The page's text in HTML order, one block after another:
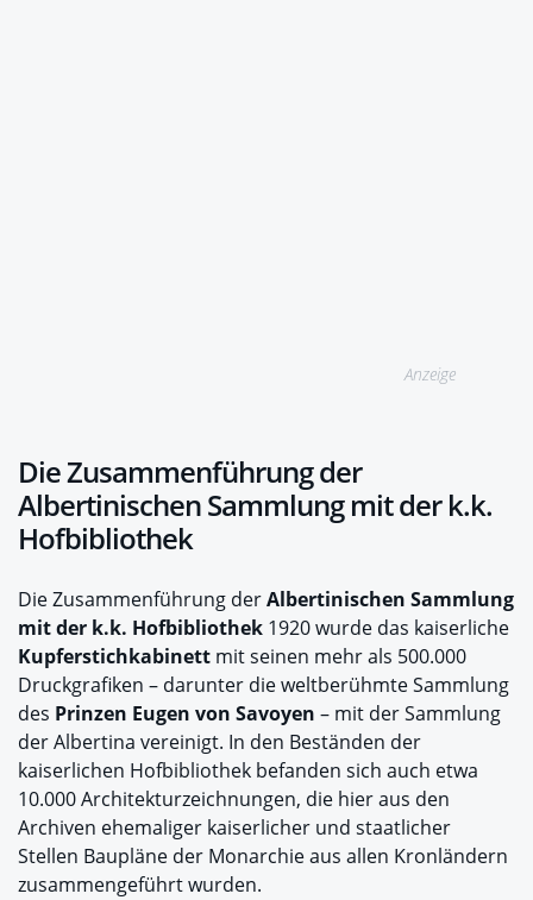
Anzeige
Die Zusammenführung der
Albertinischen Sammlung mit der k.k.
Hofbibliothek
Die Zusammenführung derAlbertinischen Sammlung
mit der k.k. Hofbibliothek 1920 wurde das kaiserliche
Kupferstichkabinett mit seinen mehr als 500.000
Druckgrafiken – darunter die weltberühmte Sammlung
des Prinzen Eugen von Savoyen – mit der Sammlung
der Albertina vereinigt. In den Beständen der
kaiserlichen Hofbibliothek befanden sich auch etwa
10.000 Architekturzeichnungen, die hier aus den
Archiven ehemaliger kaiserlicher und staatlicher
Stellen Baupläne der Monarchie aus allen Kronländern
zusammengeführt wurden.